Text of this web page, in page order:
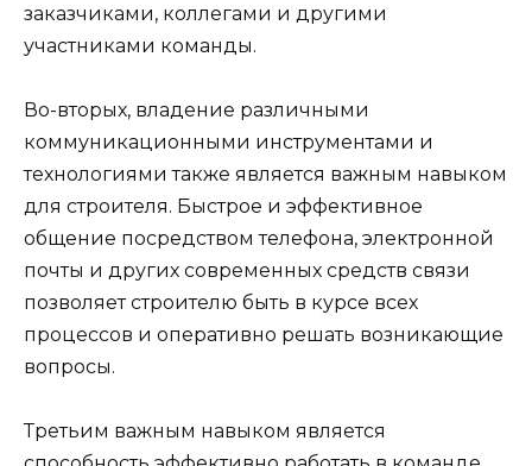
заказчиками, коллегами и другими
участниками команды.
Во-вторых, владение различными
коммуникационными инструментами и
технологиями также является важным навыком
для строителя. Быстрое и эффективное
общение посредством телефона, электронной
почты и других современных средств связи
позволяет строителю быть в курсе всех
процессов и оперативно решать возникающие
вопросы.
Третьим важным навыком является